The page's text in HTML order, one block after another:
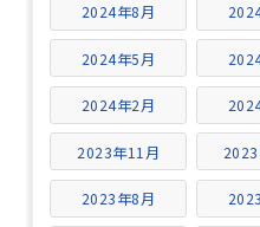
2024年8月
2024年5月
2024年2月
2023年11月
2023年8月